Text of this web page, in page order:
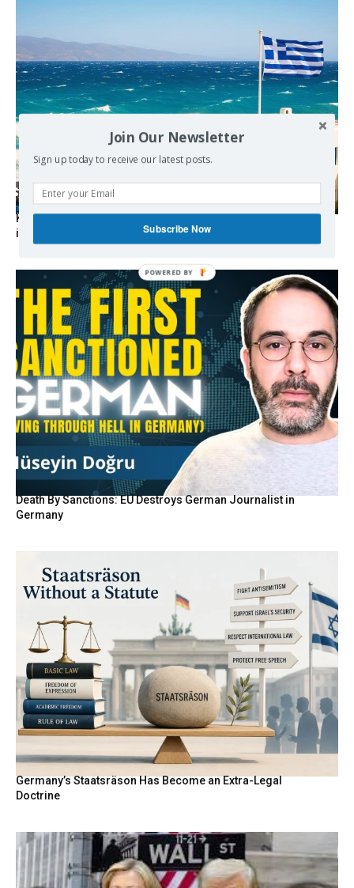
Kolydas explains the rare “polar meltemi” — Greece’s
invisible summer wind regulator
Death By Sanctions: EU Destroys German Journalist in
Germany
Germany’s Staatsräson Has Become an Extra-Legal
Doctrine
Join Our Newsletter
Sign up today to receive our latest posts.
Subscribe Now
POWERED BY